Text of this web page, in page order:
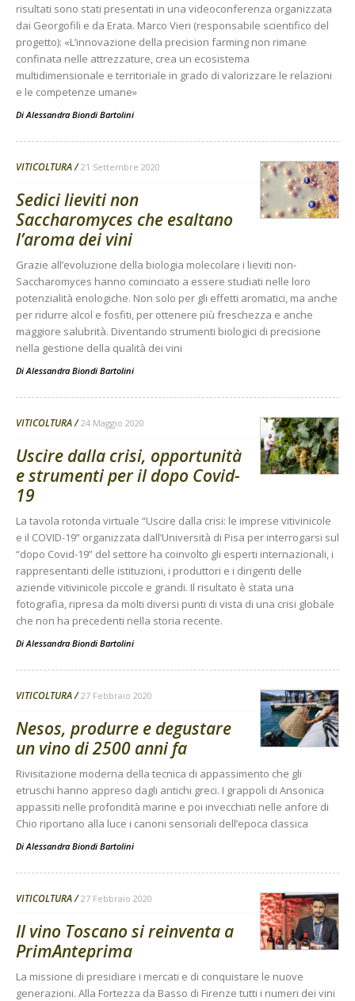
risultati sono stati presentati in una videoconferenza organizzata
dai Georgofili e da Erata. Marco Vieri (responsabile scientifico del
progetto): «L’innovazione della precision farming non rimane
confinata nelle attrezzature, crea un ecosistema
multidimensionale e territoriale in grado di valorizzare le relazioni
e le competenze umane»
DiAlessandra Biondi Bartolini
VITICOLTURA 21 Settembre 2020
Sedici lieviti non
Saccharomyces che esaltano
l’aroma dei vini
Grazie all’evoluzione della biologia molecolare i lieviti non-
Saccharomyces hanno cominciato a essere studiati nelle loro
potenzialità enologiche. Non solo per gli effetti aromatici, ma anche
per ridurre alcol e fosfiti, per ottenere più freschezza e anche
maggiore salubrità. Diventando strumenti biologici di precisione
nella gestione della qualità dei vini
DiAlessandra Biondi Bartolini
VITICOLTURA 24 Maggio 2020
Uscire dalla crisi, opportunità
e strumenti per il dopo Covid-
19
La tavola rotonda virtuale “Uscire dalla crisi: le imprese vitivinicole
e il COVID-19” organizzata dall’Università di Pisa per interrogarsi sul
“dopo Covid-19” del settore ha coinvolto gli esperti internazionali, i
rappresentanti delle istituzioni, i produttori e i dirigenti delle
aziende vitivinicole piccole e grandi. Il risultato è stata una
fotografia, ripresa da molti diversi punti di vista di una crisi globale
che non ha precedenti nella storia recente.
DiAlessandra Biondi Bartolini
VITICOLTURA 27 Febbraio 2020
Nesos, produrre e degustare
un vino di 2500 anni fa
Rivisitazione moderna della tecnica di appassimento che gli
etruschi hanno appreso dagli antichi greci. I grappoli di Ansonica
appassiti nelle profondità marine e poi invecchiati nelle anfore di
Chio riportano alla luce i canoni sensoriali dell’epoca classica
DiAlessandra Biondi Bartolini
VITICOLTURA 27 Febbraio 2020
Il vino Toscano si reinventa a
PrimAnteprima
La missione di presidiare i mercati e di conquistare le nuove
generazioni. Alla Fortezza da Basso di Firenze tutti i numeri dei vini